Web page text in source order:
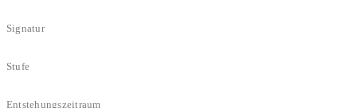
Signatur
Stufe
Entstehungszeitraum